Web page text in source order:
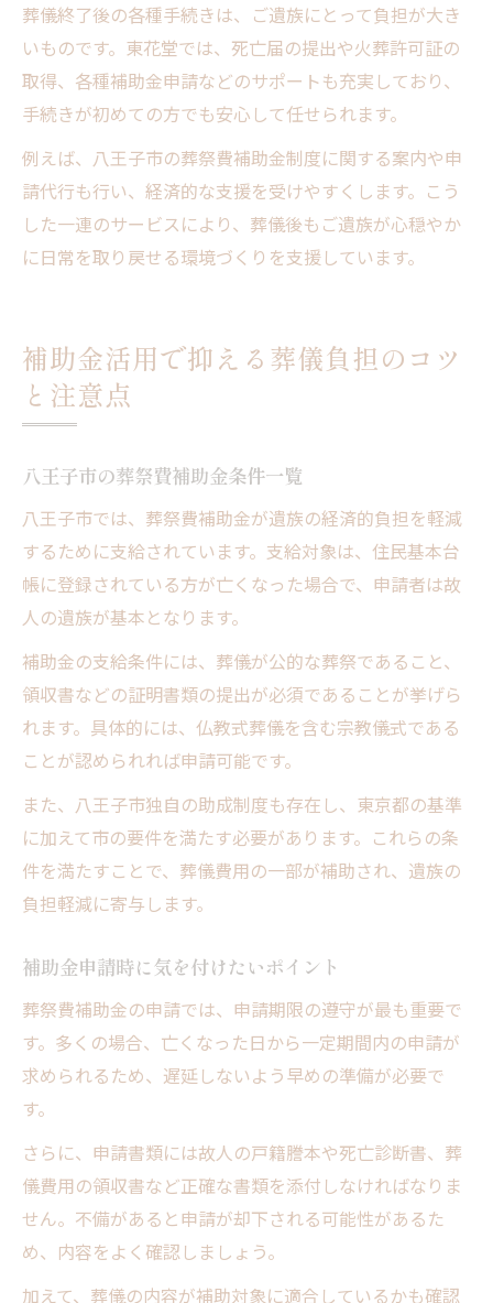
葬儀終了後の各種手続きは、ご遺族にとって負担が大き
いものです。東花堂では、死亡届の提出や火葬許可証の
取得、各種補助金申請などのサポートも充実しており、
手続きが初めての方でも安心して任せられます。
例えば、八王子市の葬祭費補助金制度に関する案内や申
請代行も行い、経済的な支援を受けやすくします。こう
した一連のサービスにより、葬儀後もご遺族が心穏やか
に日常を取り戻せる環境づくりを支援しています。
補助金活用で抑える葬儀負担のコツ
と注意点
八王子市の葬祭費補助金条件一覧
八王子市では、葬祭費補助金が遺族の経済的負担を軽減
するために支給されています。支給対象は、住民基本台
帳に登録されている方が亡くなった場合で、申請者は故
人の遺族が基本となります。
補助金の支給条件には、葬儀が公的な葬祭であること、
領収書などの証明書類の提出が必須であることが挙げら
れます。具体的には、仏教式葬儀を含む宗教儀式である
ことが認められれば申請可能です。
また、八王子市独自の助成制度も存在し、東京都の基準
に加えて市の要件を満たす必要があります。これらの条
件を満たすことで、葬儀費用の一部が補助され、遺族の
負担軽減に寄与します。
補助金申請時に気を付けたいポイント
葬祭費補助金の申請では、申請期限の遵守が最も重要で
す。多くの場合、亡くなった日から一定期間内の申請が
求められるため、遅延しないよう早めの準備が必要で
す。
さらに、申請書類には故人の戸籍謄本や死亡診断書、葬
儀費用の領収書など正確な書類を添付しなければなりま
せん。不備があると申請が却下される可能性があるた
め、内容をよく確認しましょう。
加えて、葬儀の内容が補助対象に適合しているかも確認